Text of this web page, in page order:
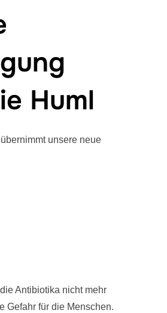
Huml
unsere neue
Antibiotika nicht mehr
Gefahr für die Menschen.